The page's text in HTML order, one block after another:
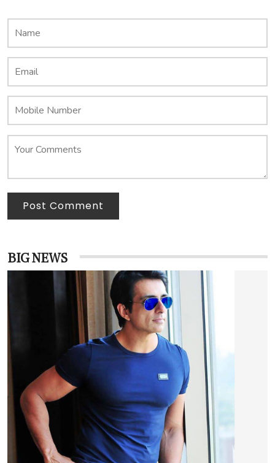
Post Comment
BIG NEWS